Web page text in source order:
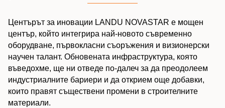
Центърът за иновации LANDU NOVASTAR е мощен
център, който интегрира най-новото съвременно
оборудване, първокласни съоръжения и визионерски
научен талант. Обновената инфраструктура, която
въведохме, ще ни отведе по-далеч за да преодолеем
индустриалните бариери и да открием още добавки,
които правят съществени промени в строителните
материали.